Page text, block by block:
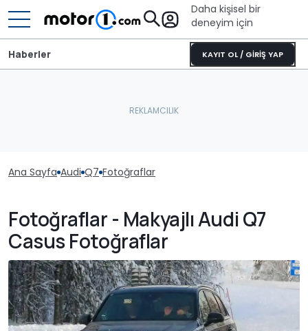
Daha kişisel bir
deneyim için
KAYIT OL / GİRİŞ YAP
Haberler
Ana Sayfa Audi Q7 Fotoğraflar
Fotoğraflar - Makyajlı Audi Q7
Casus Fotoğraflar